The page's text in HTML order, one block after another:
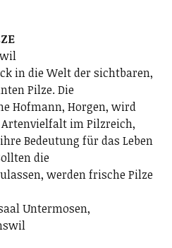
in die Welt der sichtbaren,
Pilze. Die
Hofmann, Horgen, wird
im Pilzreich,
Bedeutung für das Leben
die
werden frische Pilze
Untermosen,